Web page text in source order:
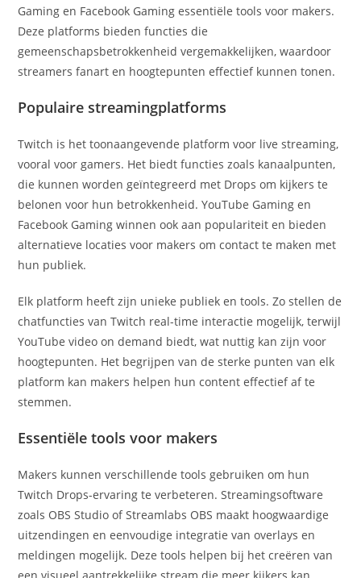
Gaming en Facebook Gaming essentiële tools voor makers.
Deze platforms bieden functies die
gemeenschapsbetrokkenheid vergemakkelijken, waardoor
streamers fanart en hoogtepunten effectief kunnen tonen.
Populaire streamingplatforms
Twitch is het toonaangevende platform voor live streaming,
vooral voor gamers. Het biedt functies zoals kanaalpunten,
die kunnen worden geïntegreerd met Drops om kijkers te
belonen voor hun betrokkenheid. YouTube Gaming en
Facebook Gaming winnen ook aan populariteit en bieden
alternatieve locaties voor makers om contact te maken met
hun publiek.
Elk platform heeft zijn unieke publiek en tools. Zo stellen de
chatfuncties van Twitch real-time interactie mogelijk, terwijl
YouTube video on demand biedt, wat nuttig kan zijn voor
hoogtepunten. Het begrijpen van de sterke punten van elk
platform kan makers helpen hun content effectief af te
stemmen.
Essentiële tools voor makers
Makers kunnen verschillende tools gebruiken om hun
Twitch Drops-ervaring te verbeteren. Streamingsoftware
zoals OBS Studio of Streamlabs OBS maakt hoogwaardige
uitzendingen en eenvoudige integratie van overlays en
meldingen mogelijk. Deze tools helpen bij het creëren van